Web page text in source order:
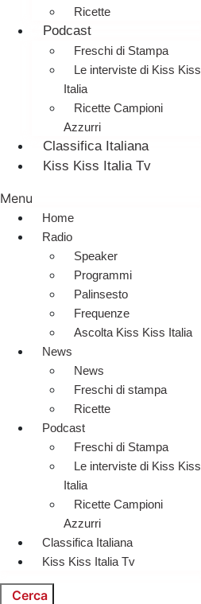
Ricette
Podcast
Freschi di Stampa
Le interviste di Kiss Kiss
Italia
Ricette Campioni
Azzurri
Classifica Italiana
Kiss Kiss Italia Tv
Menu
Home
Radio
Speaker
Programmi
Palinsesto
Frequenze
Ascolta Kiss Kiss Italia
News
News
Freschi di stampa
Ricette
Podcast
Freschi di Stampa
Le interviste di Kiss Kiss
Italia
Ricette Campioni
Azzurri
Classifica Italiana
Kiss Kiss Italia Tv
Cerca